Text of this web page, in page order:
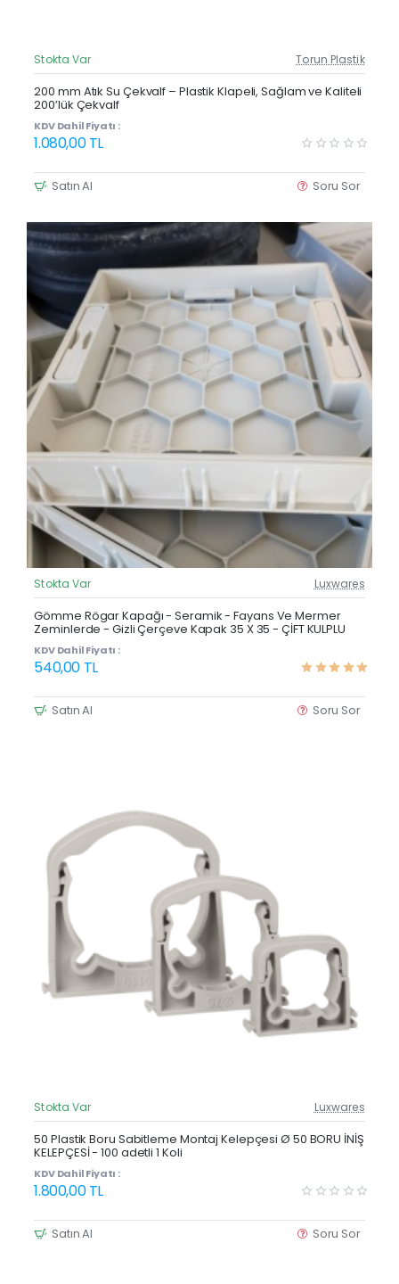
Güncel Fiyat
Stokta Var Torun Plastik
200 mm Atık Su Çekvalf – Plastik Klapeli, Sağlam ve Kaliteli
200’lük Çekvalf
KDV Dahil Fiyatı :
1.080,00 TL
Satın Al Soru Sor
Güncel Fiyat
Yeni Ürün
Stokta Var Luxwares
Gömme Rögar Kapağı - Seramik - Fayans Ve Mermer
Zeminlerde - Gizli Çerçeve Kapak 35 X 35 - ÇİFT KULPLU
KDV Dahil Fiyatı :
540,00 TL
Satın Al Soru Sor
Güncel Fiyat
Yeni Ürün
Stokta Var Luxwares
50 Plastik Boru Sabitleme Montaj Kelepçesi Ø 50 BORU İNİŞ
KELEPÇESİ - 100 adetli 1 Koli
KDV Dahil Fiyatı :
1.800,00 TL
Satın Al Soru Sor